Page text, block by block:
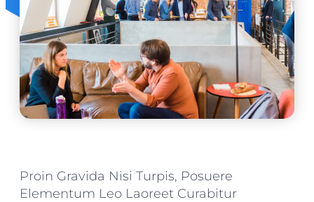
Proin Gravida Nisi Turpis, Posuere
Elementum Leo Laoreet Curabitur